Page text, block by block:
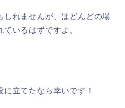
しれませんが、ほどんどの場
いるはずですよ。
立てたなら幸いです！